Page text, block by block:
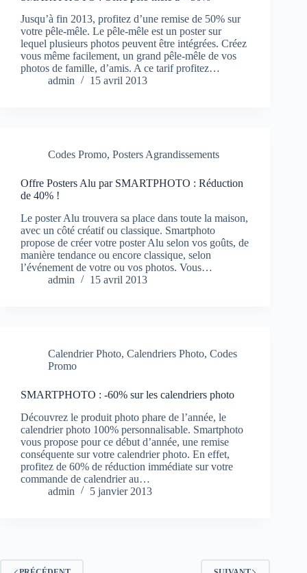
Jusqu’à fin 2013, profitez d’une remise de 50% sur
votre pêle-mêle. Le pêle-mêle est un poster sur
lequel plusieurs photos peuvent être intégrées. Créez
vous même facilement, un grand pêle-mêle de vos
photos de famille, d’amis. A ce tarif profitez…
admin
15 avril 2013
Codes Promo, Posters Agrandissements
Offre Posters Alu par SMARTPHOTO : Réduction
de 40% !
Le poster Alu trouvera sa place dans toute la maison,
avec un côté créatif ou classique. Smartphoto
propose de créer votre poster Alu selon vos goûts, de
manière tendance ou encore classique, selon
l’événement de votre ou vos photos. Vous…
admin
15 avril 2013
Calendrier Photo, Calendriers Photo, Codes
Promo
SMARTPHOTO : -60% sur les calendriers photo
Découvrez le produit photo phare de l’année, le
calendrier photo 100% personnalisable. Smartphoto
vous propose pour ce début d’année, une remise
conséquente sur votre calendrier photo. En effet,
profitez de 60% de réduction immédiate sur votre
commande de calendrier au…
admin
5 janvier 2013